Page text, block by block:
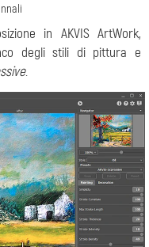
in AKVIS ArtWork,
degli stili di pittura e
.